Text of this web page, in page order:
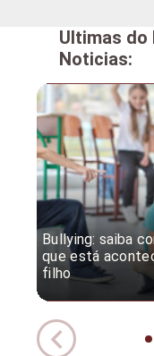
Ultimas do
Noticias:
Bullying: saiba
que está
filho